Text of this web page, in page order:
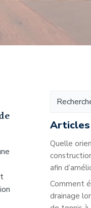
Quelle
afin
Comment
drainage